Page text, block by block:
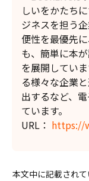
しいをかたち
ジネスを担う
便性を最優先
も、簡単に本
を展開してい
る様々な企業
出するなど、
ています。
URL： https://
本文中に記載され